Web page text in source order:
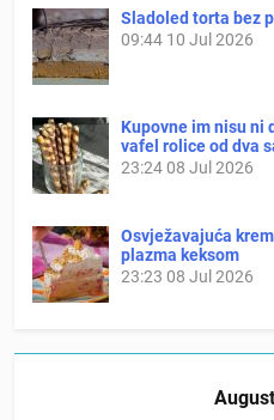
Sladoled torta bez
09:44 10 Jul 2026
Kupovne im nisu ni
vafel rolice od dva
23:2408 Jul 2026
Osvježavajuća
plazma keksom
23:23 08 Jul 2026